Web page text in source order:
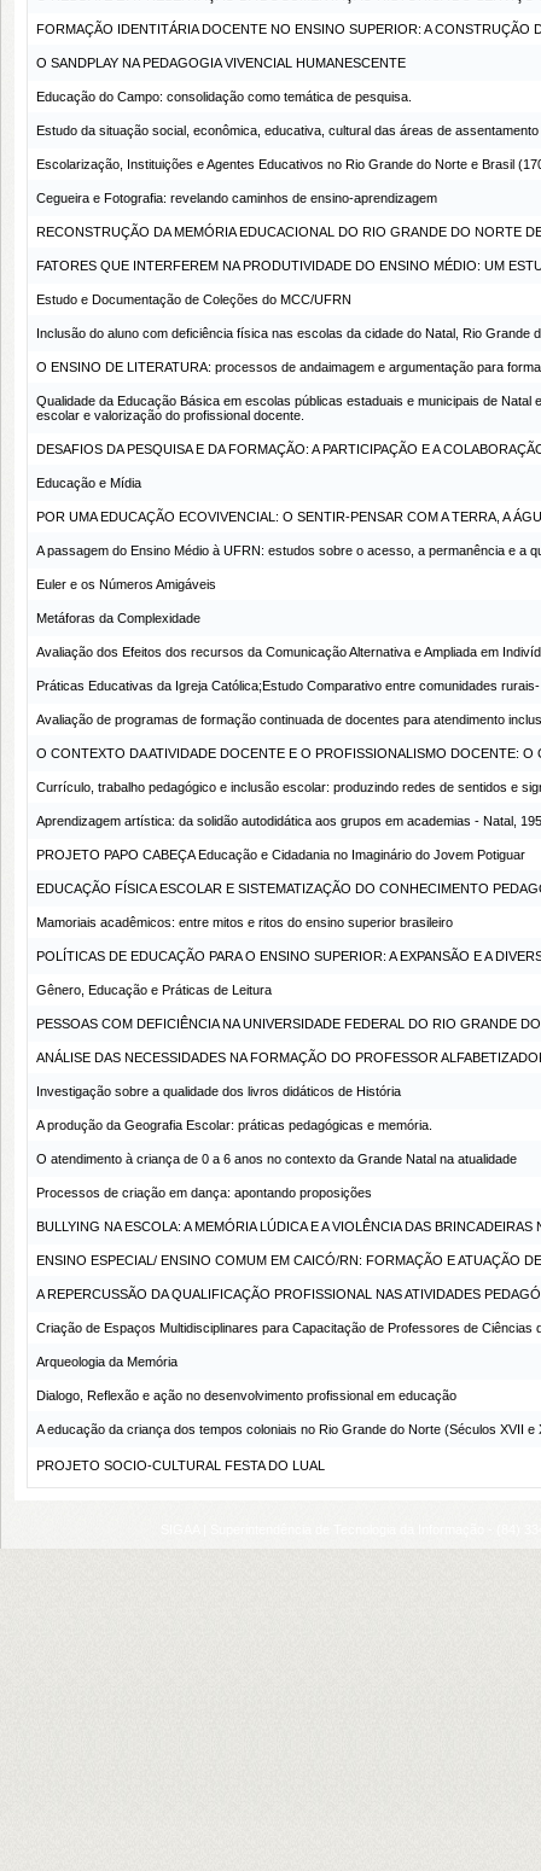
FORMAÇÃO IDENTITÁRIA DOCENTE NO ENSINO SUPERIOR: A CONSTRUÇÃO
O SANDPLAY NA PEDAGOGIA VIVENCIAL HUMANESCENTE
Educação do Campo: consolidação como temática de pesquisa.
Estudo da situação social, econômica, educativa, cultural das áreas de
Escolarização, Instituições e Agentes Educativos no Rio Grande do Norte e Brasil
Cegueira e Fotografia: revelando caminhos de ensino-aprendizagem
RECONSTRUÇÃO DA MEMÓRIA EDUCACIONAL DO RIO GRANDE DO NORTE
FATORES QUE INTERFEREM NA PRODUTIVIDADE DO ENSINO MÉDIO: UM
Estudo e Documentação de Coleções do MCC/UFRN
Inclusão do aluno com deficiência física nas escolas da cidade do Natal, Rio Grande
O ENSINO DE LITERATURA: processos de andaimagem e argumentação para
Qualidade da Educação Básica em escolas públicas estaduais e municipais de
escolar e valorização do profissional docente.
DESAFIOS DA PESQUISA E DA FORMAÇÃO: A PARTICIPAÇÃO E A
Educação e Mídia
POR UMA EDUCAÇÃO ECOVIVENCIAL: O SENTIR-PENSAR COM A TERRA, A
A passagem do Ensino Médio à UFRN: estudos sobre o acesso, a permanência e a
Euler e os Números Amigáveis
Metáforas da Complexidade
Avaliação dos Efeitos dos recursos da Comunicação Alternativa e Ampliada em
Práticas Educativas da Igreja Católica;Estudo Comparativo entre comunidades
Avaliação de programas de formação continuada de docentes para atendimento
O CONTEXTO DA ATIVIDADE DOCENTE E O PROFISSIONALISMO DOCENTE:
Currículo, trabalho pedagógico e inclusão escolar: produzindo redes de sentidos e
Aprendizagem artística: da solidão autodidática aos grupos em academias - Natal,
PROJETO PAPO CABEÇA Educação e Cidadania no Imaginário do Jovem Potiguar
EDUCAÇÃO FÍSICA ESCOLAR E SISTEMATIZAÇÃO DO CONHECIMENTO
Mamoriais acadêmicos: entre mitos e ritos do ensino superior brasileiro
POLÍTICAS DE EDUCAÇÃO PARA O ENSINO SUPERIOR: A EXPANSÃO E A
Gênero, Educação e Práticas de Leitura
PESSOAS COM DEFICIÊNCIA NA UNIVERSIDADE FEDERAL DO RIO GRANDE
ANÁLISE DAS NECESSIDADES NA FORMAÇÃO DO PROFESSOR
Investigação sobre a qualidade dos livros didáticos de História
A produção da Geografia Escolar: práticas pedagógicas e memória.
O atendimento à criança de 0 a 6 anos no contexto da Grande Natal na atualidade
Processos de criação em dança: apontando proposições
BULLYING NA ESCOLA: A MEMÓRIA LÚDICA E A VIOLÊNCIA DAS
ENSINO ESPECIAL/ ENSINO COMUM EM CAICÓ/RN: FORMAÇÃO E ATUAÇÃO
A REPERCUSSÃO DA QUALIFICAÇÃO PROFISSIONAL NAS ATIVIDADES
Criação de Espaços Multidisciplinares para Capacitação de Professores de
Arqueologia da Memória
Dialogo, Reflexão e ação no desenvolvimento profissional em educação
A educação da criança dos tempos coloniais no Rio Grande do Norte (Séculos XVII e
PROJETO SOCIO-CULTURAL FESTA DO LUAL